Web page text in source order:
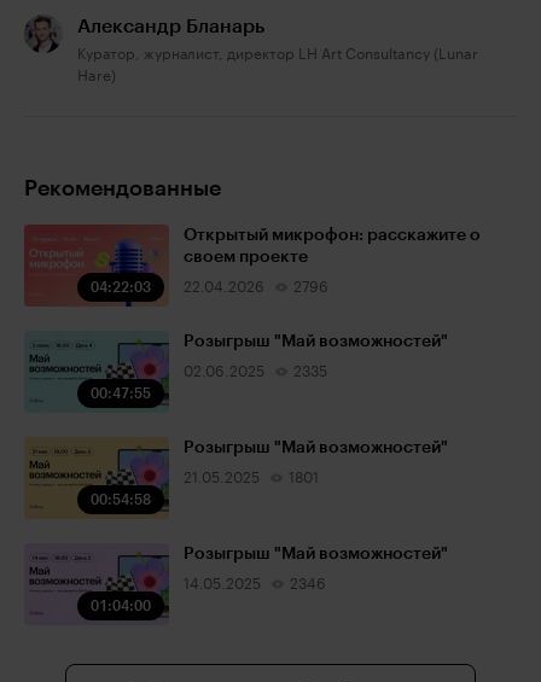
Александр Бланарь
Куратор, журналист, директор LH Art Consultancy (Lunar
Hare)
Рекомендованные
04:22:03
Открытый микрофон: расскажите о
своем проекте
22.04.2026 2796
00:47:55
Розыгрыш "Май возможностей"
02.06.2025 2335
00:54:58
Розыгрыш "Май возможностей"
21.05.2025 1801
01:04:00
Розыгрыш "Май возможностей"
14.05.2025 2346